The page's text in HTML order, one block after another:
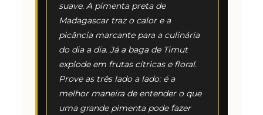
suave. A pimenta preta de
Madagascar traz o calor e a
picância marcante para a culinária
do dia a dia. Já a baga de Timut
explode em frutas cítricas e floral.
Prove as três lado a lado: é a
melhor maneira de entender o que
uma grande pimenta pode fazer